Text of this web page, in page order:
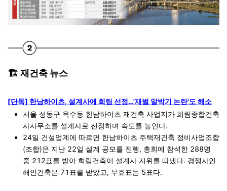
🏗️ 재건축 뉴스
[단독] 한남하이츠, 설계사에 희림 선정…'재벌 알박기 논란'도 해소
서울 성동구 옥수동 한남하이츠 재건축 사업지가 희림종합건축
사사무소를 설계사로 선정하며 속도를 높인다.
24일 건설업계에 따르면 한남하이츠 주택재건축 정비사업조합
(조합)은 지난 22일 설계 공모를 진행, 총회에 참석한 288명
중 212표를 받아 희림건축이 설계사 지위를 따냈다. 경쟁사인
해안건축은 71표를 받았고, 무효표는 5표다.